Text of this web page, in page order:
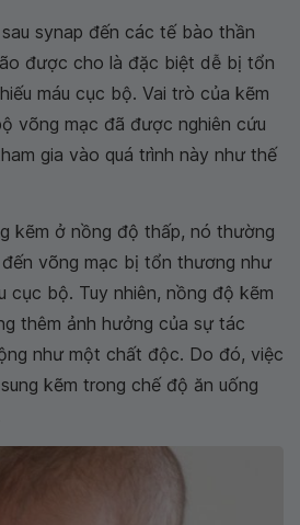
synap đến các tế bào thần
được cho là đặc biệt dễ bị tổn
máu cục bộ. Vai trò của kẽm
võng mạc đã được nghiên cứu
gia vào quá trình này như thế
kẽm ở nồng độ thấp, nó thường
võng mạc bị tổn thương như
cục bộ. Tuy nhiên, nồng độ kẽm
thêm ảnh hưởng của sự tác
như một chất độc. Do đó, việc
kẽm trong chế độ ăn uống